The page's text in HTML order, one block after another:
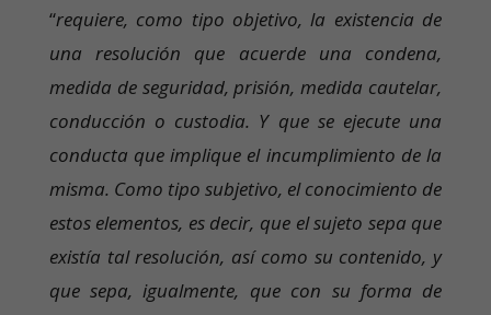
“requiere, como tipo objetivo, la existencia de
una resolución que acuerde una condena,
medida de seguridad, prisión, medida cautelar,
conducción o custodia. Y que se ejecute una
conducta que implique el incumplimiento de la
misma. Como tipo subjetivo, el conocimiento de
estos elementos, es decir, que el sujeto sepa que
existía tal resolución, así como su contenido, y
que sepa, igualmente, que con su forma de